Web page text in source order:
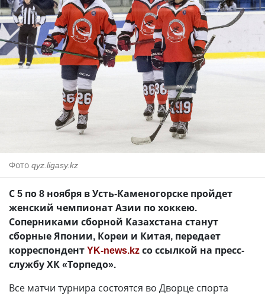
Фото qyz.ligasy.kz
С 5 по 8 ноября в Усть-Каменогорске пройдет
женский чемпионат Азии по хоккею.
Соперниками сборной Казахстана станут
сборные Японии, Кореи и Китая, передает
корреспондентYK-news.kzсо ссылкой на пресс-
службу ХК «Торпедо».
Все матчи турнира состоятся во Дворце спорта